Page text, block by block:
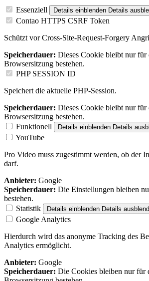
Essenziell Details einblenden Details
Contao HTTPS CSRF Token
Schützt vor Cross-Site-Request-Forgery
Speicherdauer: Dieses Cookie bleibt nur für
Browsersitzung bestehen.
PHP SESSION ID
Speichert die aktuelle PHP-Session.
Speicherdauer: Dieses Cookie bleibt nur für
Browsersitzung bestehen.
Funktionell
Details einblenden Details
YouTube
Pro Video muss zugestimmt werden, ob der
darf.
Anbieter: Google
Speicherdauer: Die Einstellungen bleiben
bestehen.
Statistik
Details einblenden Details
Google Analytics
Hierdurch wird das anonyme Tracking des
Analytics ermöglicht.
Anbieter: Google
Speicherdauer: Die Cookies bleiben nur für